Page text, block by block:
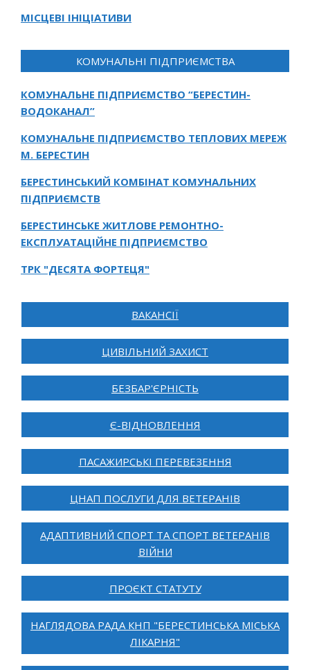
МІСЦЕВІ ІНІЦІАТИВИ
КОМУНАЛЬНІ ПІДПРИЄМСТВА
КОМУНАЛЬНЕ ПІДПРИЄМСТВО “БЕРЕСТИН-
ВОДОКАНАЛ”
КОМУНАЛЬНЕ ПІДПРИЄМСТВО ТЕПЛОВИХ МЕРЕЖ
М. БЕРЕСТИН
БЕРЕСТИНСЬКИЙ КОМБІНАТ КОМУНАЛЬНИХ
ПІДПРИЄМСТВ
БЕРЕСТИНСЬКЕ ЖИТЛОВЕ РЕМОНТНО-
ЕКСПЛУАТАЦІЙНЕ ПІДПРИЄМСТВО
ТРК "ДЕСЯТА ФОРТЕЦЯ"
ВАКАНСІЇ
ЦИВІЛЬНИЙ ЗАХИСТ
БЕЗБАР'ЄРНІСТЬ
Є-ВІДНОВЛЕННЯ
ПАСАЖИРСЬКІ ПЕРЕВЕЗЕННЯ
ЦНАП ПОСЛУГИ ДЛЯ ВЕТЕРАНІВ
АДАПТИВНИЙ СПОРТ ТА СПОРТ ВЕТЕРАНІВ
ВІЙНИ
ПРОЄКТ СТАТУТУ
НАГЛЯДОВА РАДА КНП "БЕРЕСТИНСЬКА МІСЬКА
ЛІКАРНЯ"